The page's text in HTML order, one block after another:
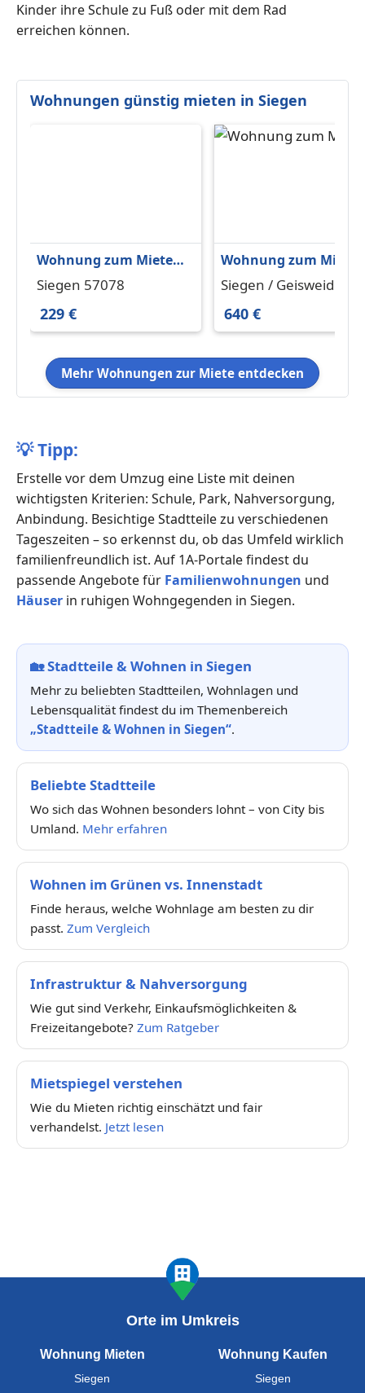
Kinder ihre Schule zu Fuß oder mit dem Rad
erreichen können.
Wohnungen günstig mieten in Siegen
Wohnung zum Mieten
in Siegen 229 € 74 m²
Siegen 57078
229 €
Wohnung zum Mieten
in Siegen Geisweid
Siegen / Geisweid
57078
640 €
Mehr Wohnungen zur Miete entdecken
💡Tipp:
Erstelle vor dem Umzug eine Liste mit deinen
wichtigsten Kriterien: Schule, Park, Nahversorgung,
Anbindung. Besichtige Stadtteile zu verschiedenen
Tageszeiten – so erkennst du, ob das Umfeld wirklich
familienfreundlich ist. Auf 1A-Portale findest du
passende Angebote für Familienwohnungen und
Häuser in ruhigen Wohngegenden in Siegen.
🏡Stadtteile & Wohnen in Siegen
Mehr zu beliebten Stadtteilen, Wohnlagen und
Lebensqualität findest du im Themenbereich
„Stadtteile & Wohnen in Siegen“.
Beliebte Stadtteile
Wo sich das Wohnen besonders lohnt – von City bis
Umland. Mehr erfahren
Wohnen im Grünen vs. Innenstadt
Finde heraus, welche Wohnlage am besten zu dir
passt. Zum Vergleich
Infrastruktur & Nahversorgung
Wie gut sind Verkehr, Einkaufsmöglichkeiten &
Freizeitangebote? Zum Ratgeber
Mietspiegel verstehen
Wie du Mieten richtig einschätzt und fair
verhandelst. Jetzt lesen
Orte im Umkreis
Wohnung Mieten
Siegen
Wohnung Kaufen
Siegen